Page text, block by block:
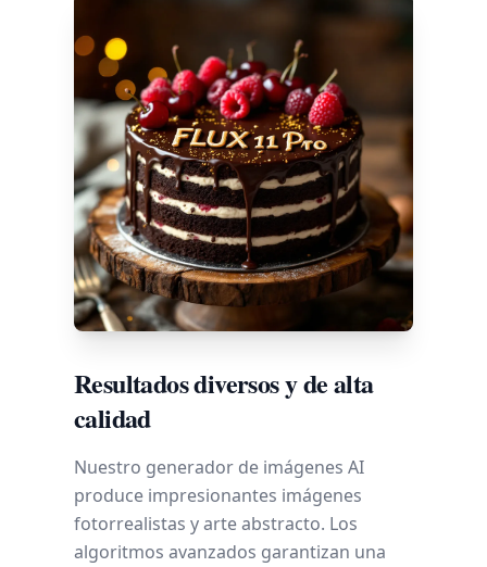
Resultados diversos y de alta
calidad
Nuestro generador de imágenes AI
produce impresionantes imágenes
fotorrealistas y arte abstracto. Los
algoritmos avanzados garantizan una